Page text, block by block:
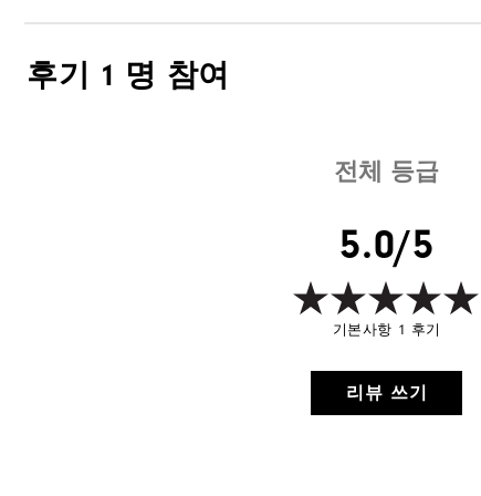
후기 1 명 참여
전체 등급
5.0/5
기본사항 1 후기
리뷰 쓰기